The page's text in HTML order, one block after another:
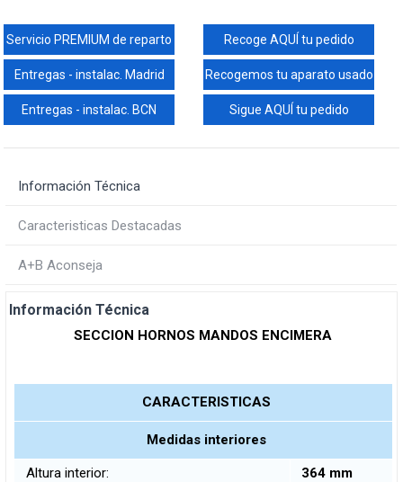
Servicio PREMIUM de reparto Recoge AQUÍ tu pedido
Entregas - instalac. Madrid Recogemos tu aparato usado
Entregas - instalac. BCN Sigue AQUÍ tu pedido
Información Técnica
Caracteristicas Destacadas
A+B Aconseja
Información Técnica
SECCION HORNOS MANDOS ENCIMERA
CARACTERISTICAS
Medidas interiores
Altura interior:
364 mm